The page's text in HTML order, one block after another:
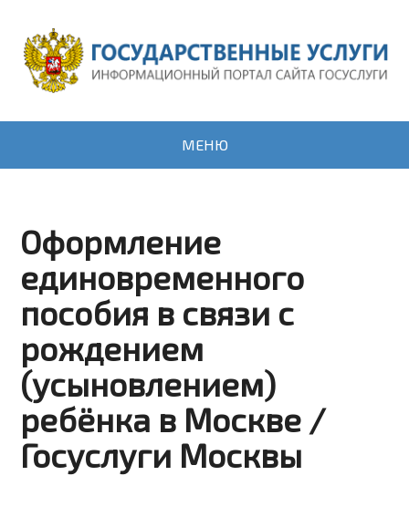
МЕНЮ
Оформление
единовременного
пособия в связи с
рождением
(усыновлением)
ребёнка в Москве /
Госуслуги Москвы